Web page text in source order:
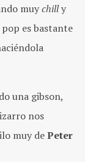
muychilly
es bastante
una gibson,
nos
muy dePeter